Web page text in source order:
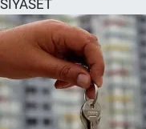
SİYASET
SPOR
RESMİ İLANLAR